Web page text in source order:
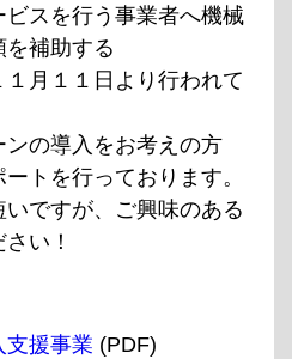
スを行う事業者へ機械
補助する
月１１日より行われて
の導入をお考えの方
トを行っております。
ですが、ご興味のある
い！
援事業 (PDF)